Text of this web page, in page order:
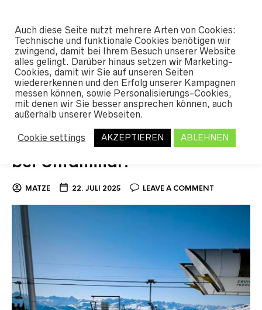
TAG ARCHIVES:2026
Der Winter ruft: Willkommen
zur neuen Snowboard Saison
bei Unfamiliar!
MATZE 22. JULI 2025 LEAVE A COMMENT
Auch diese Seite nutzt mehrere Arten von Cookies:
Technische und funktionale Cookies benötigen wir
zwingend, damit bei Ihrem Besuch unserer Website
alles gelingt. Darüber hinaus setzen wir Marketing-
Cookies, damit wir Sie auf unseren Seiten
wiedererkennen und den Erfolg unserer Kampagnen
messen können, sowie Personalisierungs-Cookies,
mit denen wir Sie besser ansprechen können, auch
außerhalb unserer Webseiten.
Cookie settings AKZEPTIEREN ABLEHNEN